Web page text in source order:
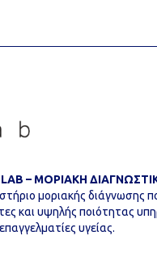
– ΜΟΡΙΑΚΗ
μοριακής διάγνωσης
και υψηλής ποιότητας
υγείας.